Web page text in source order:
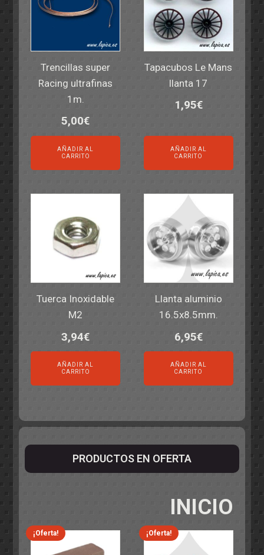
Trencillas super
Racing ultrafinas
1m.
5,00€
AÑADIR AL
CARRITO
Tapacubos Le Mans
llanta 17
1,95€
AÑADIR AL
CARRITO
Tuerca Inoxidable
M2
3,94€
AÑADIR AL
CARRITO
Llanta aluminio
16.5x8.5mm.
6,95€
AÑADIR AL
CARRITO
PRODUCTOS EN OFERTA
INICIO
¡Oferta! ¡Oferta!